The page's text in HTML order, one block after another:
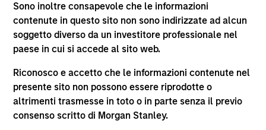
Sono inoltre consapevole che le informazioni
contenute in questo sito non sono indirizzate ad alcun
soggetto diverso da un investitore professionale nel
paese in cui si accede al sito web.
Riconosco e accetto che le informazioni contenute nel
presente sito non possono essere riprodotte o
altrimenti trasmesse in toto o in parte senza il previo
consenso scritto di Morgan Stanley.
L-2633 Senningerberg, R.C.S. Lussemburgo B 29 192.
Le informazioni relative agli aspetti di sostenibilità del
Comparto e una sintesi dei diritti degli investitori sono
disponibili sul sito web sopra indicato.
Inoltre, gli investitori italiani sono invitati a prendere
visione del “Modulo completo di sottoscrizione” (Extended
Application Form), mentre la sezione “Informazioni
supplementari per Hong Kong” (“Additional Information for
Hong Kong Investors”) all’interno del Prospetto riguarda